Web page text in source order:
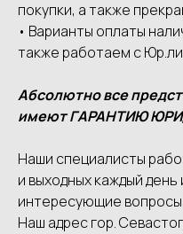
покупки, а также
• Варианты оплаты
также работаем с
Абсолютно все
имеют ГАРАНТИЮ
Наши специалисты
и выходных каждый день
интересующие вопросы
Наш адрес гор.